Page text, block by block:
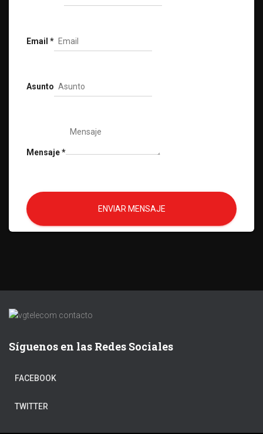
Email *
Asunto
Mensaje*
ENVIAR MENSAJE
Síguenos en las Redes Sociales
FACEBOOK
TWITTER